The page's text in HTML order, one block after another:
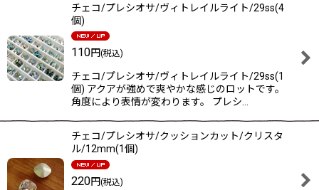
チェコ/プレシオサ/ヴィトレイルライト/29ss(4
個)
110円(税込)
チェコ/プレシオサ/ヴィトレイルライト/29ss(1
個) アクアが強めで爽やかな感じのロットです。
角度により表情が変わります。 プレシ…
チェコ/プレシオサ/クッションカット/クリスタ
ル/12mm(1個)
220円(税込)